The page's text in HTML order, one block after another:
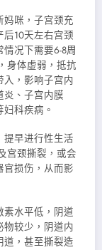
咪，子宫颈充
10天左右宫颈
况下需要6-8周
身体虚弱，抵抗
入，影响子宫内
炎、子宫内膜
科疾病。
早进行性生活
宫颈撕裂，或会
官损伤，从而影
水平低，阴道
物较少，阴道内
道，甚至撕裂造